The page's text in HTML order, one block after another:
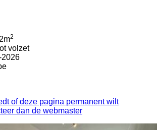
2
volzet
2026
of deze pagina permanent wilt
dan de webmaster